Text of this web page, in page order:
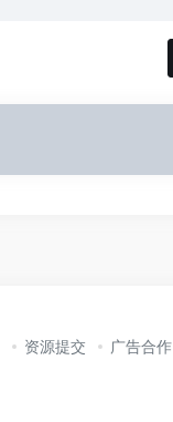
资源提交 广告合作